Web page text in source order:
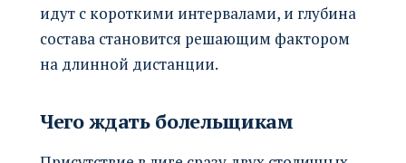
идут с короткими интервалами, и глубина
состава становится решающим фактором
на длинной дистанции.
Чего ждать болельщикам